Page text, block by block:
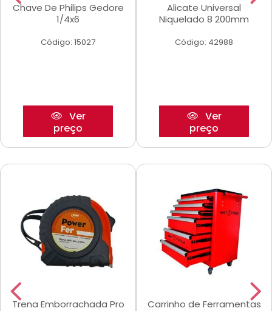
Chave De Philips Gedore
1/4x6
Código: 15027
Ver
preço
Alicate Universal
Niquelado 8 200mm
Código: 42988
Ver
preço
Trena Emborrachada Pro
Carrinho de Ferramentas